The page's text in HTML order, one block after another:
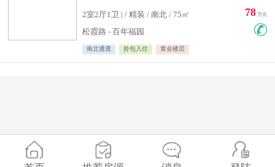
2室2厅1卫 | / 精装 / 南北 / 75㎡
松霞路 - 百年福园
南北通透 拎包入住 黄金楼层
78 万元